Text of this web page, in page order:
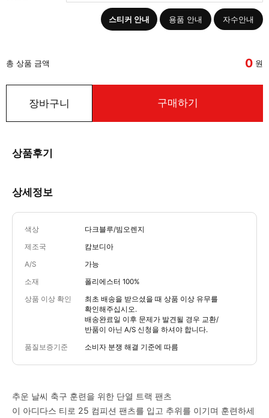
스티커 안내 용품 안내 자수안내
총 상품 금액 0 원
장바구니 구매하기
상품후기
상세정보
색상 다크블루/빔오렌지
제조국 캄보디아
A/S 가능
소재 폴리에스터 100%
상품 이상 확인
최초 배송을 받으셨을 때 상품 이상 유무를
확인해주십시오.
배송완료일 이후 문제가 발견될 경우 교환/
반품이 아닌 A/S 신청을 하셔야 합니다.
품질보증기준 소비자 분쟁 해결 기준에 따름
추운 날씨 축구 훈련을 위한 단열 트랙 팬츠
이 아디다스 티로 25 컴피션 팬츠를 입고 추위를 이기며 훈련하세